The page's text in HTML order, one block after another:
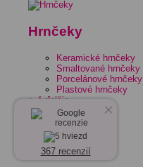
Hrnčeky
Keramické hrnčeky
Smaltované hrnčeky
Porcelánové hrnčeky
Plastové hrnčeky
+ 4 ďalšie
×
367 recenzií